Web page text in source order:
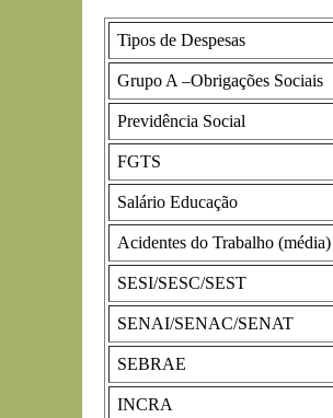
Tipos de Despesas
Grupo A –Obrigações Sociais
Previdência Social
FGTS
Salário Educação
Acidentes do Trabalho (média)
SESI/SESC/SEST
SENAI/SENAC/SENAT
SEBRAE
INCRA